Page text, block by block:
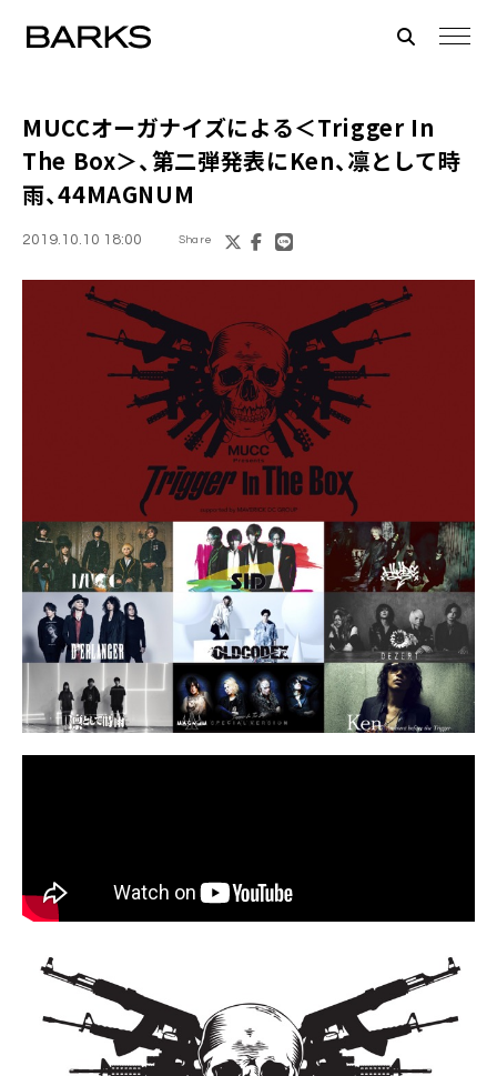
MUCCオーガナイズによる＜Trigger In
The Box＞、第二弾発表にKen、凛として時
雨、44MAGNUM
2019.10.10 18:00 Share